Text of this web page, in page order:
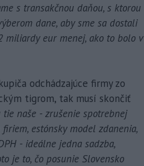
s transakčnou daňou, s ktorou
dane, aby sme sa dostali
miliardy eur menej, ako to bolo v
odchádzajúce firmy zo
tigrom, tak musí skončiť
tie naše - zrušenie spotrebnej
estónsky model zdanenia,
- ideálne jedna sadzba,
je to, čo posunie Slovensko